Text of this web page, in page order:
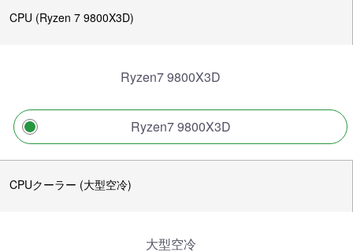
CPU (Ryzen 7 9800X3D)
Ryzen7 9800X3D
Ryzen7 9800X3D
CPUクーラー (大型空冷)
大型空冷